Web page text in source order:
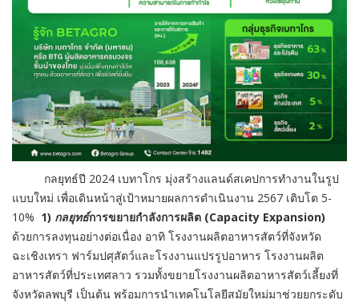
กลยุทธ์ปี 2024 เบทาโกร มุ่งสร้างแลนด์สเคปการทำงานในรูป
แบบใหม่ เพื่อเดินหน้าสู่เป้าหมายผลการดำเนินงาน 2567 เติบโต 5-
10% 1) กลยุทธ์การขยายกำลังการผลิต (Capacity Expansion)
ด้วยการลงทุนอย่างต่อเนื่อง อาทิ โรงงานผลิตอาหารสัตว์ที่จังหวัด
ฉะเชิงเทรา ฟาร์มปศุสัตว์และโรงงานแปรรูปอาหาร โรงงานผลิต
อาหารสัตว์ที่ประเทศลาว รวมทั้งขยายโรงงานผลิตอาหารสัตว์เลี้ยงที่
จังหวัดลพบุรี เป็นต้น พร้อมการนำเทคโนโลยีสมัยใหม่มาช่วยยกระดับ